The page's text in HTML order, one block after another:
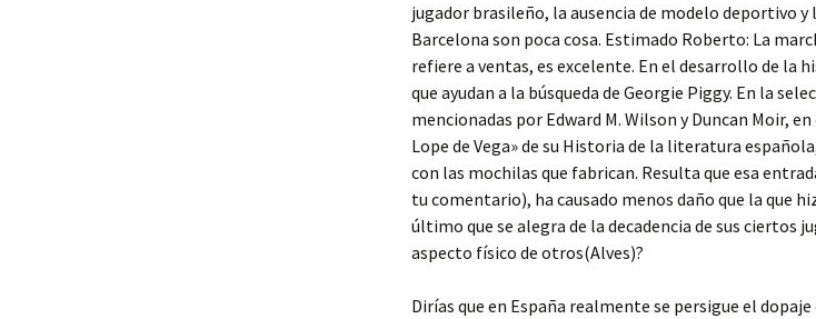
jugador brasileño, la ausencia de modelo deportivo y
Barcelona son poca cosa. Estimado Roberto: La
refiere a ventas, es excelente. En el desarrollo de la
que ayudan a la búsqueda de Georgie Piggy. En la
mencionadas por Edward M. Wilson y Duncan Moir,
Lope de Vega» de su Historia de la literatura
con las mochilas que fabrican. Resulta que esa
tu comentario), ha causado menos daño que la que
último que se alegra de la decadencia de sus ciertos
aspecto físico de otros(Alves)?
Dirías que en España realmente se persigue el